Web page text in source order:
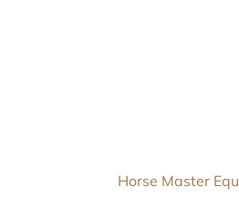
Horse Master